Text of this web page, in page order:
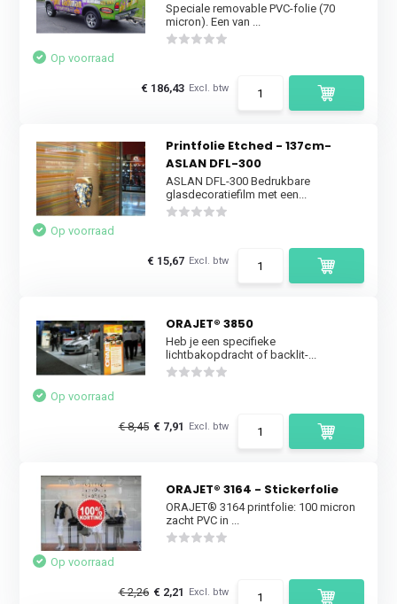
Speciale removable PVC-folie (70
micron). Een van ...
Op voorraad
€ 186,43 Excl. btw
Printfolie Etched - 137cm-
ASLAN DFL-300
ASLAN DFL-300 Bedrukbare
glasdecoratiefilm met een...
Op voorraad
€ 15,67 Excl. btw
ORAJET® 3850
Heb je een specifieke
lichtbakopdracht of backlit-...
Op voorraad
€ 8,45 € 7,91 Excl. btw
ORAJET® 3164 - Stickerfolie
ORAJET® 3164 printfolie: 100 micron
zacht PVC in ...
Op voorraad
€ 2,26 € 2,21 Excl. btw